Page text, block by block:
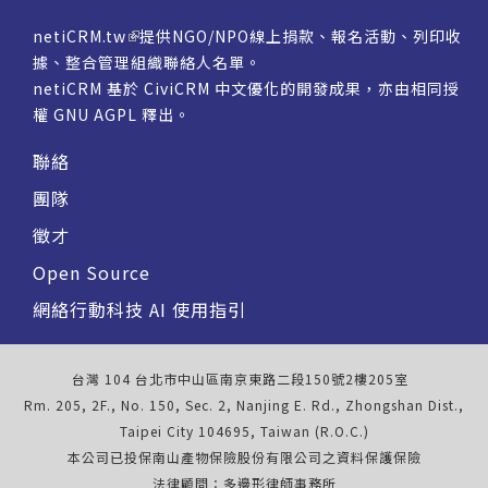
netiCRM.tw
提供NGO/NPO線上捐款、報名活動、列印收
據、整合管理組織聯絡人名單。
netiCRM 基於 CiviCRM 中文優化的開發成果，亦由相同授
權 GNU AGPL 釋出。
聯絡
團隊
徵才
Open Source
網絡行動科技 AI 使用指引
台灣 104 台北市中山區南京東路二段150號2樓205室
Rm. 205, 2F., No. 150, Sec. 2, Nanjing E. Rd., Zhongshan Dist.,
Taipei City 104695, Taiwan (R.O.C.)
本公司已投保南山產物保險股份有限公司之資料保護保險
法律顧問：多邊形律師事務所